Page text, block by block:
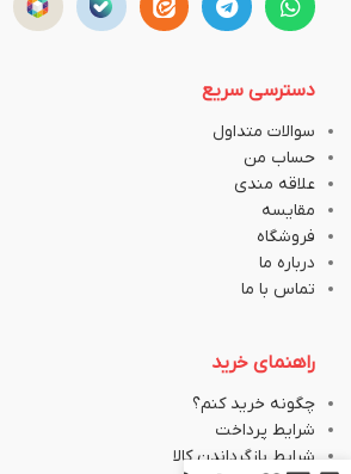
دسترسی سریع
سوالات متداول
حساب من
علاقه مندی
مقایسه
فروشگاه
درباره ما
تماس با ما
راهنمای خرید
چگونه خرید کنم؟
شرایط پرداخت
شرایط بازگرداندن کالا